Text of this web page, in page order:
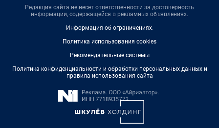
Редакция сайта не несет ответственности за достоверность
информации, содержащейся в рекламных объявлениях.
Информация об ограничениях.
Политика использования cookies
Рекомендательные системы
Политика конфиденциальности и обработки персональных данных и
правила использования сайта